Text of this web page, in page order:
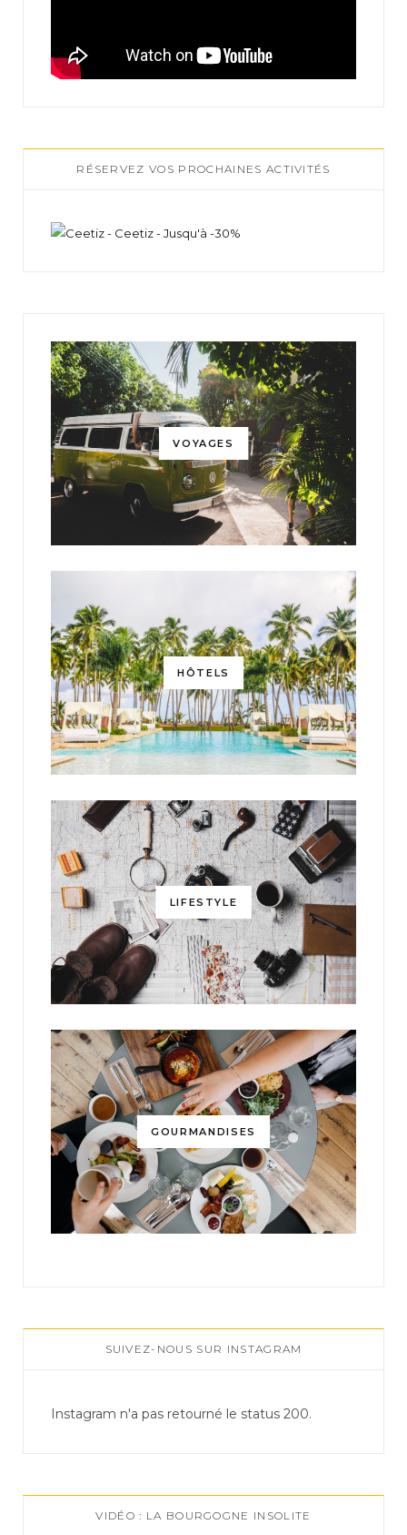
RÉSERVEZ VOS PROCHAINES ACTIVITÉS
VOYAGES
HÔTELS
LIFESTYLE
GOURMANDISES
SUIVEZ-NOUS SUR INSTAGRAM
Instagram n'a pas retourné le status 200.
VIDÉO : LA BOURGOGNE INSOLITE